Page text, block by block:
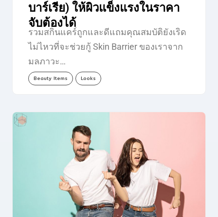
บาร์เรีย) ให้ผิวแข็งแรงในราคา
จับต้องได้
รวมสกินแคร์ถูกและดีแถมคุณสมบัติยังเริด
ไม่ไหวที่จะช่วยกู้ Skin Barrier ของเราจาก
มลภาวะ…
Beauty Items Looks